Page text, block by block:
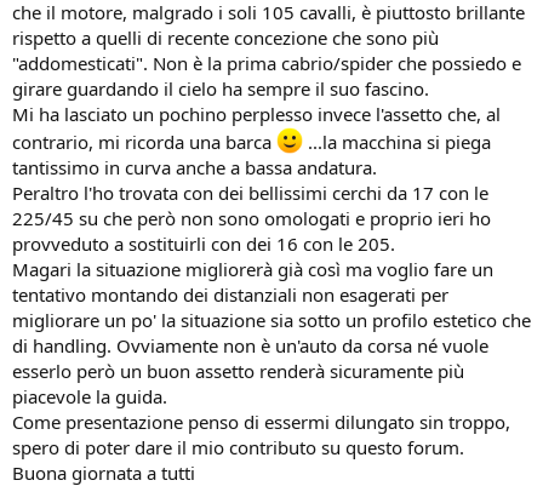
che il motore, malgrado i soli 105 cavalli, è piuttosto brillante
rispetto a quelli di recente concezione che sono più
"addomesticati". Non è la prima cabrio/spider che possiedo e
girare guardando il cielo ha sempre il suo fascino.
Mi ha lasciato un pochino perplesso invece l'assetto che, al
contrario, mi ricorda una barca
...la macchina si piega
tantissimo in curva anche a bassa andatura.
Peraltro l'ho trovata con dei bellissimi cerchi da 17 con le
225/45 su che però non sono omologati e proprio ieri ho
provveduto a sostituirli con dei 16 con le 205.
Magari la situazione migliorerà già così ma voglio fare un
tentativo montando dei distanziali non esagerati per
migliorare un po' la situazione sia sotto un profilo estetico che
di handling. Ovviamente non è un'auto da corsa né vuole
esserlo però un buon assetto renderà sicuramente più
piacevole la guida.
Come presentazione penso di essermi dilungato sin troppo,
spero di poter dare il mio contributo su questo forum.
Buona giornata a tutti